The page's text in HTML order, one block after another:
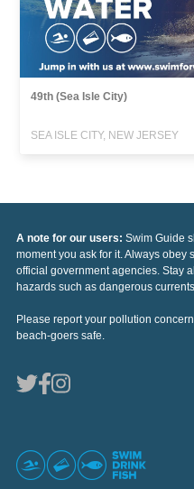
49th (Sea Isle City)
SEA ISLE CITY, NEW JERSEY
A note for our users: Swim Guide
moment you ask for it. Always obey
official government agencies. Stay
hazards such as dangerous
Please report your pollution
beach-goers safe.